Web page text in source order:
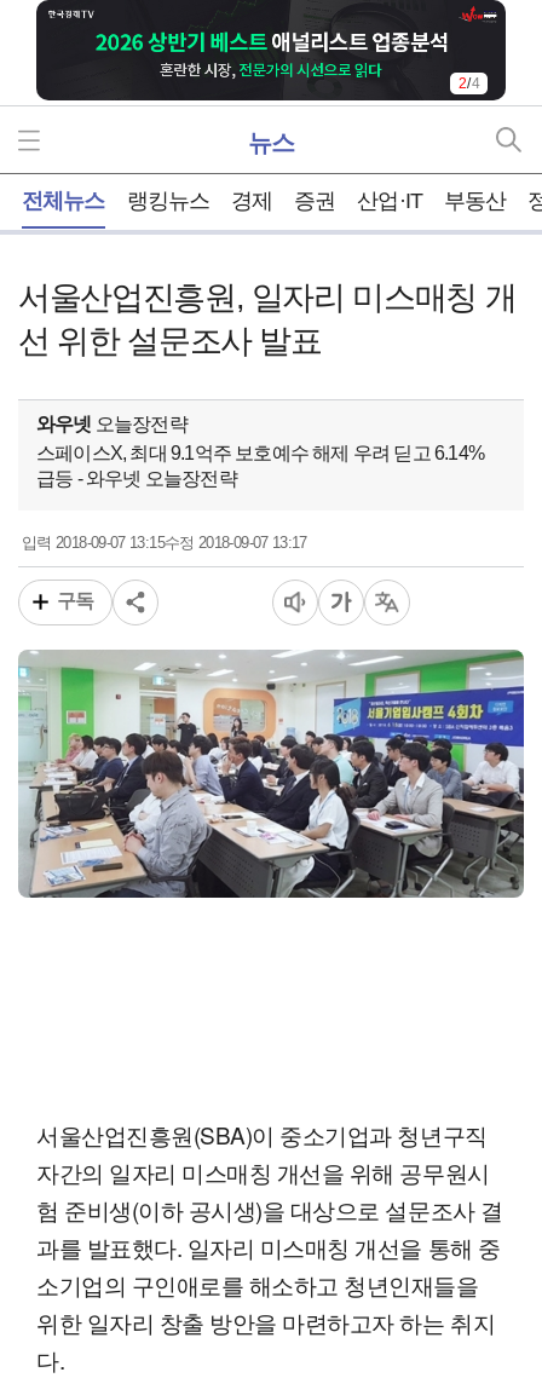
2/4
뉴스
전체뉴스 랭킹뉴스 경제 증권 산업·IT 부동산
서울산업진흥원, 일자리 미스매칭 개
선 위한 설문조사 발표
와우넷 오늘장전략
스페이스X, 최대 9.1억주 보호예수 해제 우려 딛고 6.14%
급등 - 와우넷 오늘장전략
입력 2018-09-07 13:15수정 2018-09-07 13:17
구독
서울산업진흥원(SBA)이 중소기업과 청년구직
자간의 일자리 미스매칭 개선을 위해 공무원시
험 준비생(이하 공시생)을 대상으로 설문조사 결
과를 발표했다. 일자리 미스매칭 개선을 통해 중
소기업의 구인애로를 해소하고 청년인재들을
위한 일자리 창출 방안을 마련하고자 하는 취지
다.